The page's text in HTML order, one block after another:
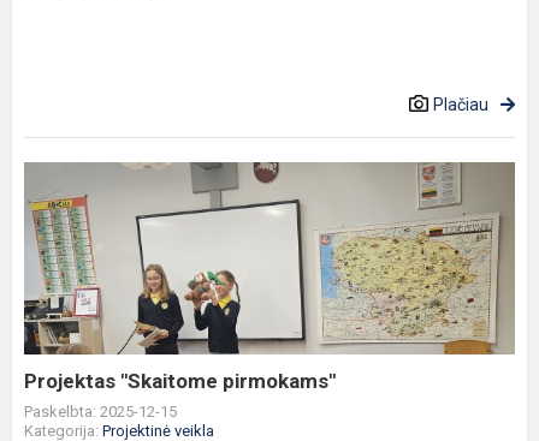
Plačiau
"Skaitome
pirmokams"
Projektas "Skaitome pirmokams"
Paskelbta: 2025-12-15
Kategorija: Projektinė veikla